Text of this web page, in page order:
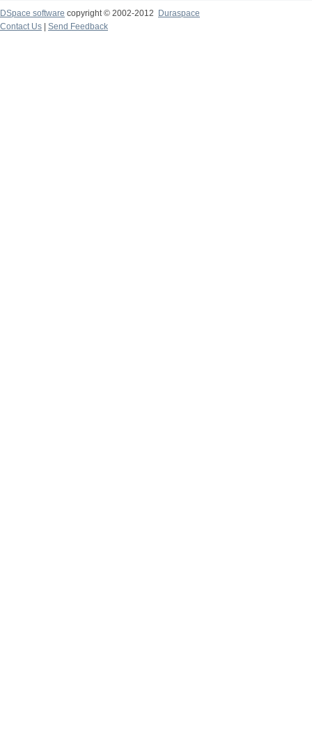
DSpace software copyright © 2002-2012
Duraspace
Contact Us
Send Feedback